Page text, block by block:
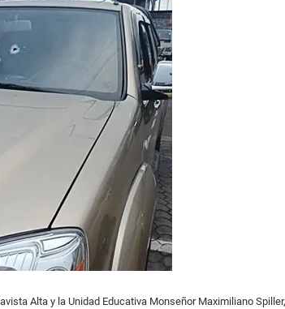
Alta y la Unidad Educativa Monseñor Maximiliano